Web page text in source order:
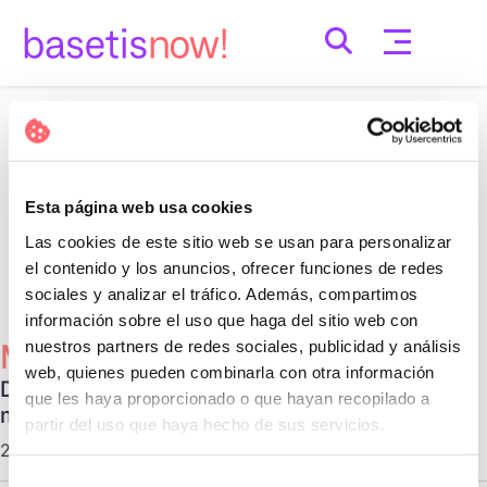
Esta página web usa cookies
Las cookies de este sitio web se usan para personalizar
el contenido y los anuncios, ofrecer funciones de redes
sociales y analizar el tráfico. Además, compartimos
información sobre el uso que haga del sitio web con
nuestros partners de redes sociales, publicidad y análisis
web, quienes pueden combinarla con otra información
que les haya proporcionado o que hayan recopilado a
partir del uso que haya hecho de sus servicios.
Selección
Nothing Found
Perhaps searching can help.
Cerca:
Més Populars
Diferentes tipos de relaciones no
monogámicas
29 d'octubre de 2020 |Communication